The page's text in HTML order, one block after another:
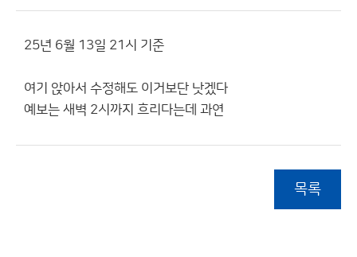
25년 6월 13일 21시 기준
여기 앉아서 수정해도 이거보단 낫겠다
예보는 새벽 2시까지 흐리다는데 과연
목록